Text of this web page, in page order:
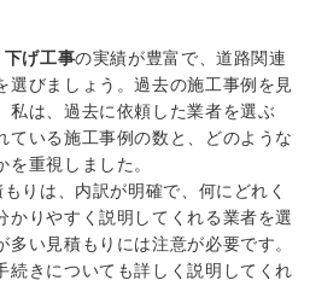
下げ工事の実績が豊富で、道路関連
選びましょう。過去の施工事例を見
私は、過去に依頼した業者を選ぶ
ている施工事例の数と、どのような
重視しました。
りは、内訳が明確で、何にどれく
かりやすく説明してくれる業者を選
い見積もりには注意が必要です。
続きについても詳しく説明してくれ